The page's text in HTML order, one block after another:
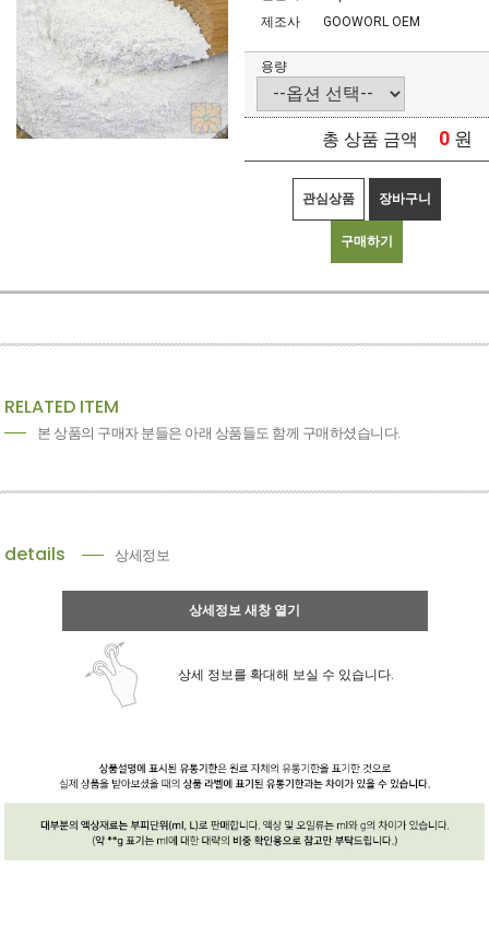
제조사
GOOWORL OEM
용량
총 상품 금액 0 원
관심상품 장바구니
구매하기
RELATED ITEM
본 상품의 구매자 분들은 아래 상품들도 함께 구매하셨습니다.
details 상세정보
상세정보 새창 열기
상세 정보를 확대해 보실 수 있습니다.